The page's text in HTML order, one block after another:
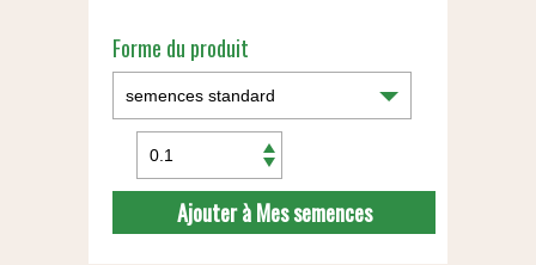
Forme du produit
Ajouter à Mes semences